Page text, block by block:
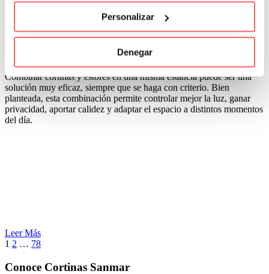
Personalizar
Denegar
0
Trucos y consejos
17 Jul:Cómo combinar cortinas y estores en el
mismo espacio sin recargar el ambiente
Combinar cortinas y estores en una misma estancia puede ser una
solución muy eficaz, siempre que se haga con criterio. Bien
planteada, esta combinación permite controlar mejor la luz, ganar
privacidad, aportar calidez y adaptar el espacio a distintos momentos
del día.
Leer Más
1 2 … 78
Conoce Cortinas Sanmar